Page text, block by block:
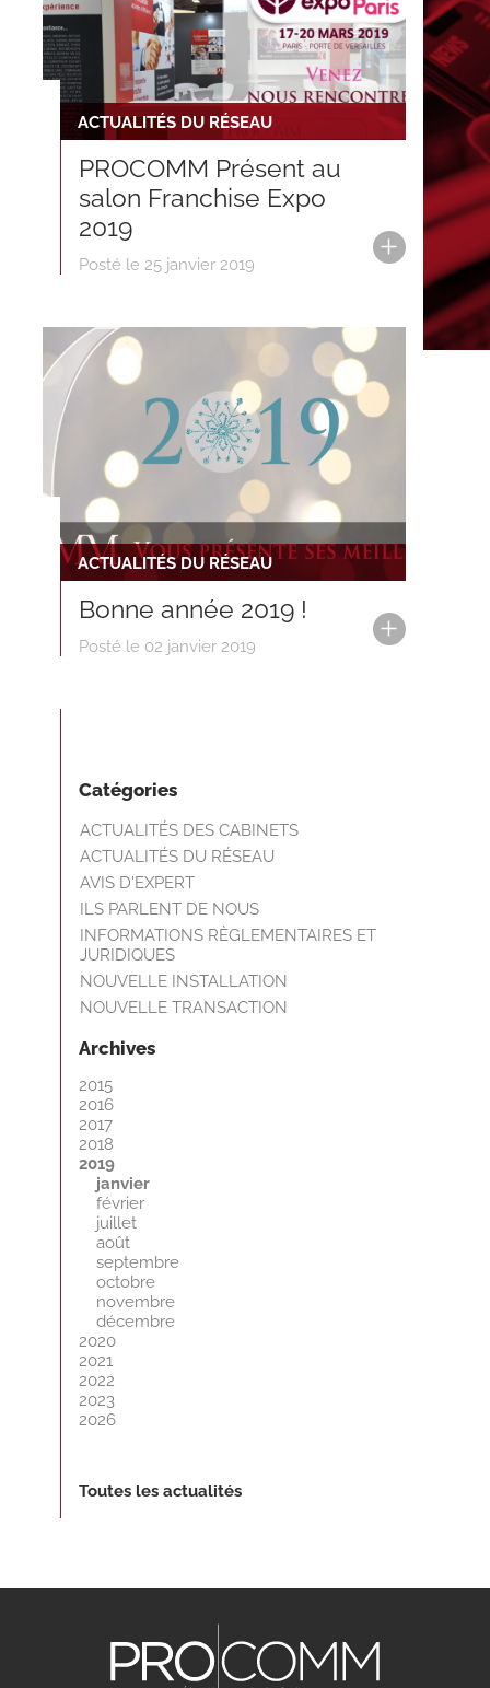
ACTUALITÉS DU RÉSEAU
PROCOMM Présent au
salon Franchise Expo
2019
Posté le 25 janvier 2019
ACTUALITÉS DU RÉSEAU
Bonne année 2019 !
Posté le 02 janvier 2019
Catégories
ACTUALITÉS DES CABINETS
ACTUALITÉS DU RÉSEAU
AVIS D'EXPERT
ILS PARLENT DE NOUS
INFORMATIONS RÈGLEMENTAIRES ET
JURIDIQUES
NOUVELLE INSTALLATION
NOUVELLE TRANSACTION
Archives
2015
2016
2017
2018
2019
janvier
février
juillet
août
septembre
octobre
novembre
décembre
2020
2021
2022
2023
2026
Toutes les actualités